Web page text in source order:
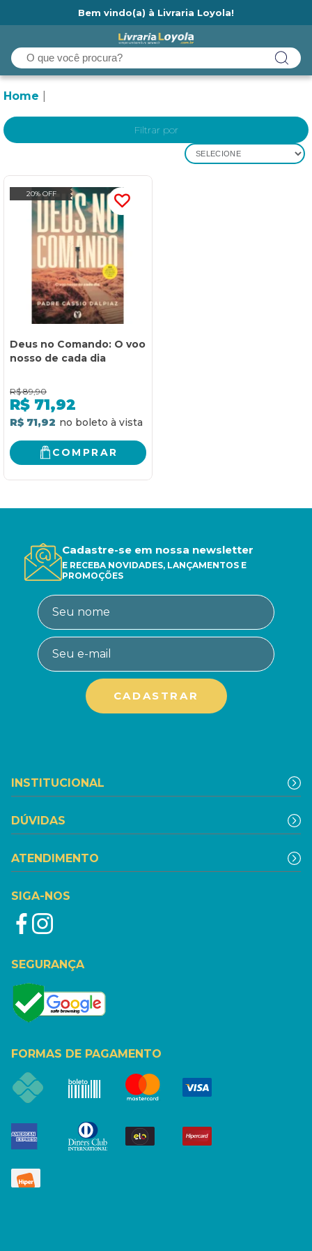
Bem vindo(a) à Livraria Loyola!
Home
Filtrar por
SELECIONE
20% OFF
Deus no Comando: O voo
nosso de cada dia
R$ 89,90
R$ 71,92
R$ 71,92
COMPRAR
Cadastre-se em nossa newsletter
E RECEBA NOVIDADES, LANÇAMENTOS E
PROMOÇÕES
INSTITUCIONAL
DÚVIDAS
ATENDIMENTO
SIGA-NOS
SEGURANÇA
FORMAS DE PAGAMENTO